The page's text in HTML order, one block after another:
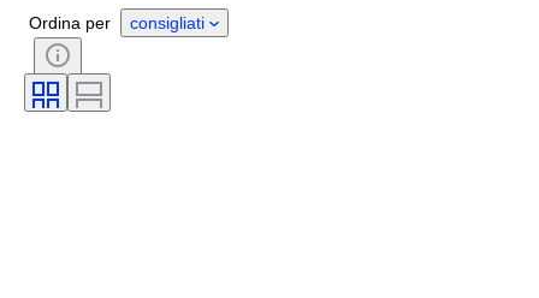
Ordina per consigliati